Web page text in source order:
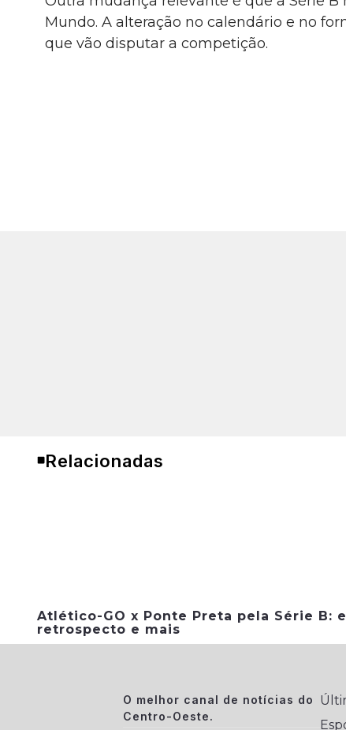
Mundo. A alteração no calendário e no
que vão disputar a competição.
Relacionadas
Atlético-GO x Ponte Preta pela Série B:
retrospecto e mais
O melhor canal de notícias do
Centro-Oeste.